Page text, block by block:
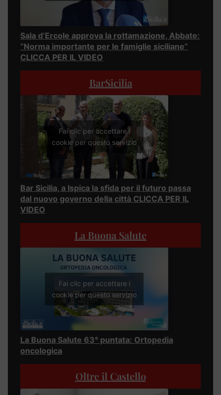
Sala d’Ercole approva la rottamazione, Abbate:
“Norma importante per le famiglie siciliane”
CLICCA PER IL VIDEO
BarSicilia
Fai clic per accettare i
cookie per questo servizio
Bar Sicilia, a Ispica la sfida per il futuro passa
dal nuovo governo della città CLICCA PER IL
VIDEO
La Buona Salute
Fai clic per accettare i
cookie per questo servizio
La Buona Salute 63° puntata: Ortopedia
oncologica
Oltre il Castello